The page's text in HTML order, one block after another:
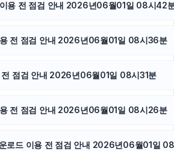
용 전 점검 안내 2026년06월01일 08시42
전 점검 안내 2026년06월01일 08시36분
전 점검 안내 2026년06월01일 08시31분
전 점검 안내 2026년06월01일 08시26분
로드 이용 전 점검 안내 2026년06월01일